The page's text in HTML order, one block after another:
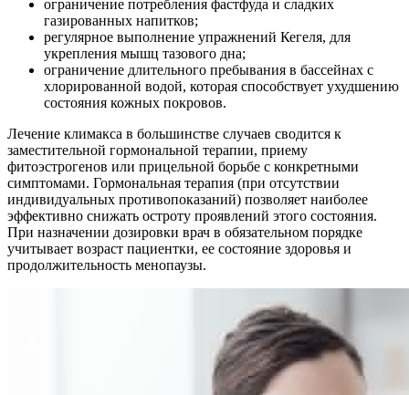
ограничение потребления фастфуда и сладких
газированных напитков;
регулярное выполнение упражнений Кегеля, для
укрепления мышц тазового дна;
ограничение длительного пребывания в бассейнах с
хлорированной водой, которая способствует ухудшению
состояния кожных покровов.
Лечение климакса в большинстве случаев сводится к
заместительной гормональной терапии, приему
фитоэстрогенов или прицельной борьбе с конкретными
симптомами. Гормональная терапия (при отсутствии
индивидуальных противопоказаний) позволяет наиболее
эффективно снижать остроту проявлений этого состояния.
При назначении дозировки врач в обязательном порядке
учитывает возраст пациентки, ее состояние здоровья и
продолжительность менопаузы.